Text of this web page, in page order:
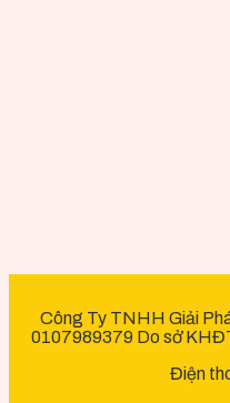
Công Ty TNHH Giải
0107989379 Do sở
Điện